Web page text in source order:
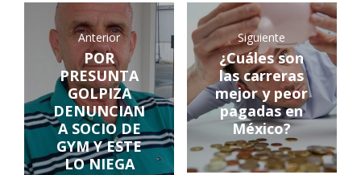
Anterior
POR
PRESUNTA
GOLPIZA
DENUNCIAN
A SOCIO DE
GYM Y ESTE
LO NIEGA
Siguiente
¿Cuáles son
las carreras
mejor y peor
pagadas en
México?